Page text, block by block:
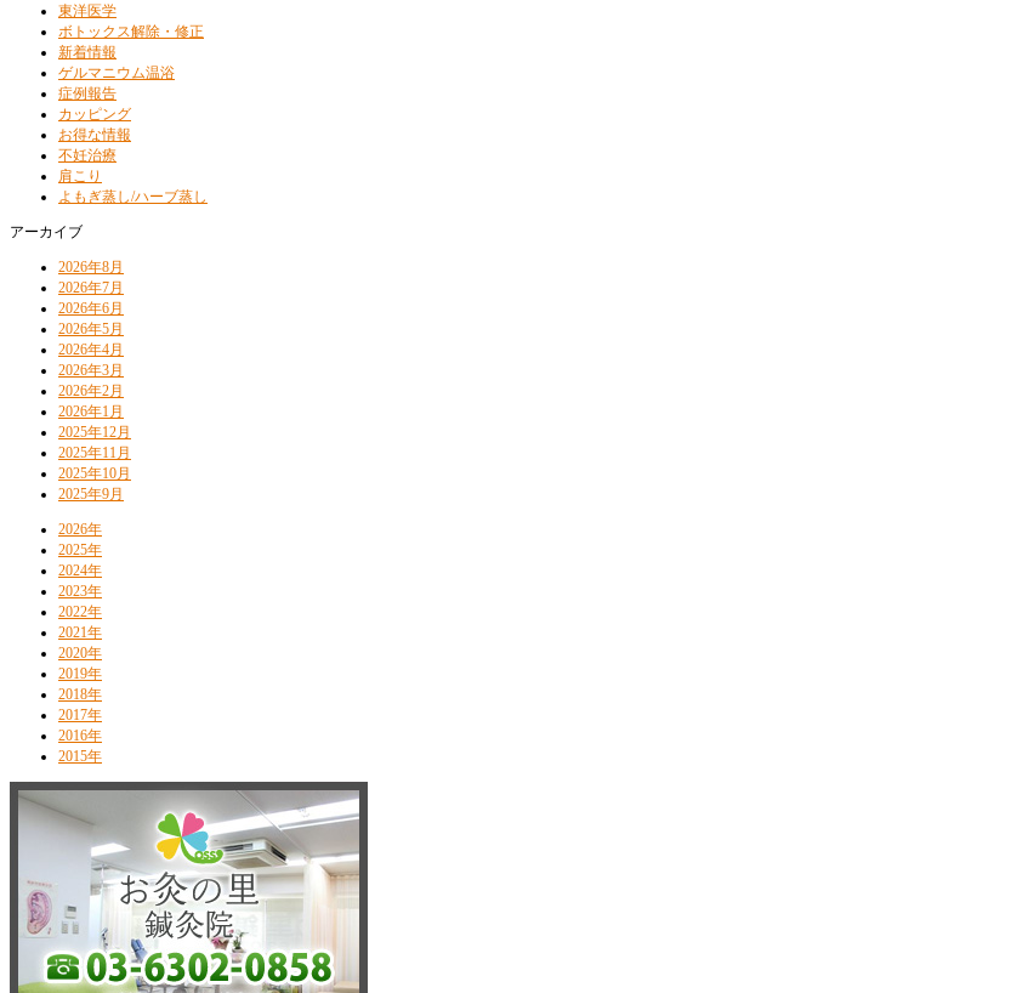
東洋医学
ボトックス解除・修正
新着情報
ゲルマニウム温浴
症例報告
カッピング
お得な情報
不妊治療
肩こり
よもぎ蒸し/ハーブ蒸し
アーカイブ
2026年8月
2026年7月
2026年6月
2026年5月
2026年4月
2026年3月
2026年2月
2026年1月
2025年12月
2025年11月
2025年10月
2025年9月
2026年
2025年
2024年
2023年
2022年
2021年
2020年
2019年
2018年
2017年
2016年
2015年